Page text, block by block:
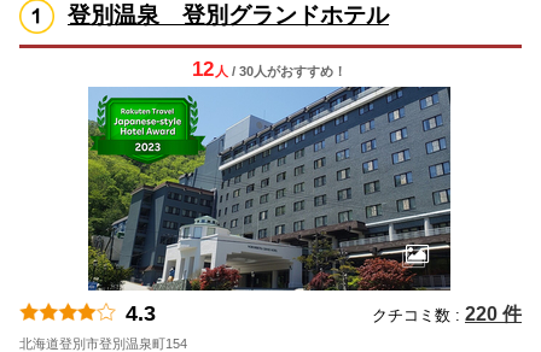
登別温泉 登別グランドホテル
12 人 / 30人がおすすめ！
4.3 クチコミ数 : 220 件
北海道登別市登別温泉町154